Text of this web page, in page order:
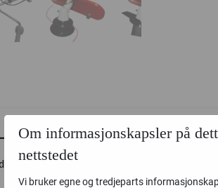
52cc, 2-takts motor
ryddesagen. Utstyrt med en sterk 2-
Om informasjonskapsler på
nettstedet
Vi bruker egne og tredjeparts